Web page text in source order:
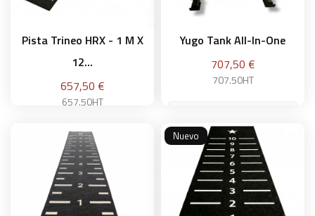
Pista Trineo HRX - 1 M X
12...
Precio
657,50 €
657.50HT
Añadir a la cesta
Yugo Tank All-In-One
Precio
707,50 €
707.50HT
Añadir a la cesta
Nuevo